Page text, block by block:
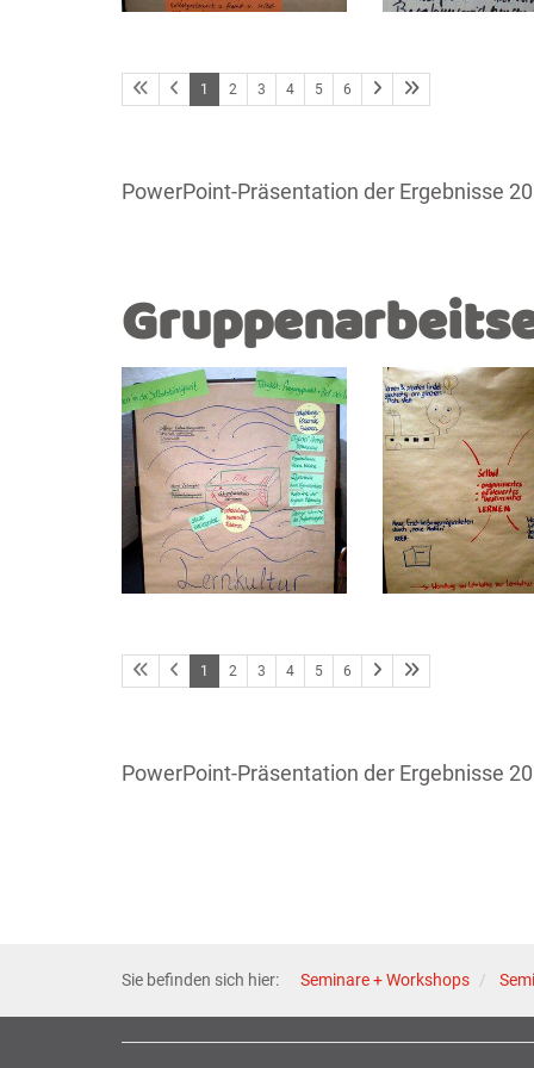
1 2 3 4 5 6
PowerPoint-Präsentation der Ergebnisse
1 2 3 4 5 6
PowerPoint-Präsentation der Ergebnisse
Sie befinden sich hier: Seminare + Workshops